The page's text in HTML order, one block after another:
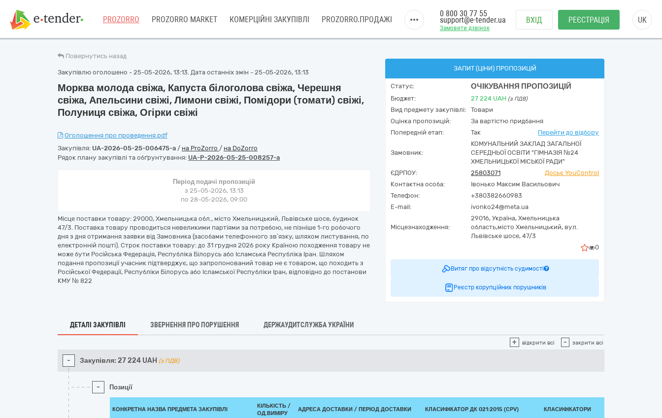
PROZORRO PROZORRO MARKET КОМЕРЦІЙНІ ЗАКУПІВЛІ PROZORRO.ПРОДАЖІ
Замовити дзвінок
0 800 30 77 55
support@e-tender.ua ВХІД РЕЄСТРАЦІЯ UK
Повернутись назад
Закупівлю оголошено - 25-05-2026, 13:13. Дата останніх змін - 25-05-2026, 13:13
Морква молода свіжа, Капуста білоголова свіжа, Черешня
свіжа, Апельсини свіжі, Лимони свіжі, Помідори (томати) свіжі,
Полуниця свіжа, Огірки свіжі
Оголошення про проведення.pdf
Закупівля: UA-2026-05-25-006475-a / на ProZorro / на DoZorro
Рядок плану закупівлі та обґрунтування: UA-P-2026-05-25-008257-a
Період подачі пропозицій
з 25-05-2026, 13:13
по 28-05-2026, 09:00
Місце поставки товару: 29000, Хмельницька обл., місто Хмельницький, Львівське шосе, будинок
47/3. Поставка товару проводиться невеликими партіями за потребою, не пізніше 1-го робочого
дня з дня отримання заявки від Замовника (засобами телефонного зв’язку, шляхом листування, по
електронній пошті). Строк поставки товару: до 31 грудня 2026 року Країною походження товару не
може бути Російська Федерація, Республіка Білорусь або Ісламська Республіка Іран. Шляхом
подання пропозиції учасник підтверджує, що запропонований товар не є товаром, що походить з
Російської Федерації, Республіки Білорусь або Ісламської Республіки Іран, відповідно до постанови
КМУ № 822
ЗАПИТ (ЦІНИ) ПРОПОЗИЦІЙ
Статус: ОЧІКУВАННЯ ПРОПОЗИЦІЙ
Бюджет: 27 224 UAH (з ПДВ)
Вид предмету закупівлі:
Товари
Оцінка пропозицій:
За вартістю придбання
Попередній етап:
Так Перейти до відбору
Замовник:
КОМУНАЛЬНИЙ ЗАКЛАД ЗАГАЛЬНОЇ
СЕРЕДНЬОЇ ОСВІТИ "ГІМНАЗІЯ №24
ХМЕЛЬНИЦЬКОЇ МІСЬКОЇ РАДИ"
ЄДРПОУ:
25803071
Досьє YouControl
Контактна особа:
Івонько Максим Васильович
Телефон:
+380382660983
E-mail:
ivonko24@meta.ua
Місцезнаходження:
29016, Україна, Хмельницька
область,місто Хмельницький, вул.
Львівське шосе, 47/3
0
Витяг про відсутність судимості
Реєстр корупційних порушників
ДЕТАЛІ ЗАКУПІВЛІ ЗВЕРНЕННЯ ПРО ПОРУШЕННЯ ДЕРЖАУДИТСЛУЖБА УКРАЇНИ
+ відкрити всі - закрити всі
- Закупівля: 27 224 UAH (з ПДВ)
- Позиції
КОНКРЕТНА НАЗВА ПРЕДМЕТА ЗАКУПІВЛІ
КІЛЬКІСТЬ /
ОД.ВИМІРУ
АДРЕСА ДОСТАВКИ / ПЕРІОД ДОСТАВКИ КЛАСИФІКАТОР ДК 021:2015 (CPV) КЛАСИФІКАТОРИ